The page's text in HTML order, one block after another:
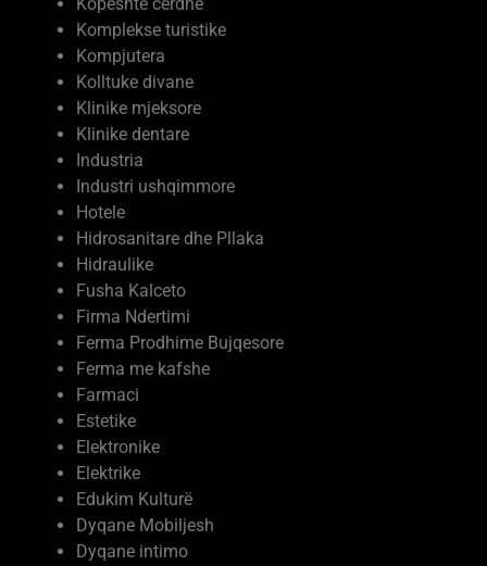
Kozmetike
Kopeshte cerdhe
Komplekse turistike
Kompjutera
Kolltuke divane
Klinike mjeksore
Klinike dentare
Industria
Industri ushqimmore
Hotele
Hidrosanitare dhe Pllaka
Hidraulike
Fusha Kalceto
Firma Ndertimi
Ferma Prodhime Bujqesore
Ferma me kafshe
Farmaci
Estetike
Elektronike
Elektrike
Edukim Kulturë
Dyqane Mobiljesh